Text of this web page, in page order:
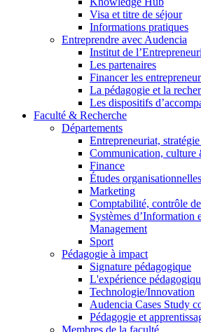
Visa et titre de séjour
Informations pratiques
Entreprendre avec Audencia
Institut de
Les partenaires
Financer les
La pédagogie et la
Les dispositifs
Faculté & Recherche
Départements
Entrepreneuriat,
Communication, culture
Finance
Études
Marketing
Comptabilité, contrôle
Systèmes d’Information
Management
Sport
Pédagogie à impact
Signature pédagogique
L'expérience
Technologie/Innovation
Audencia Cases Study
Pédagogie et
Membres de la faculté